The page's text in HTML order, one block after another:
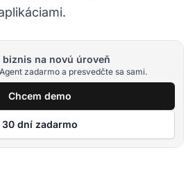
biznis na novú úroveň
zadarmo a presvedčte sa sami.
Chcem demo
30 dní zadarmo